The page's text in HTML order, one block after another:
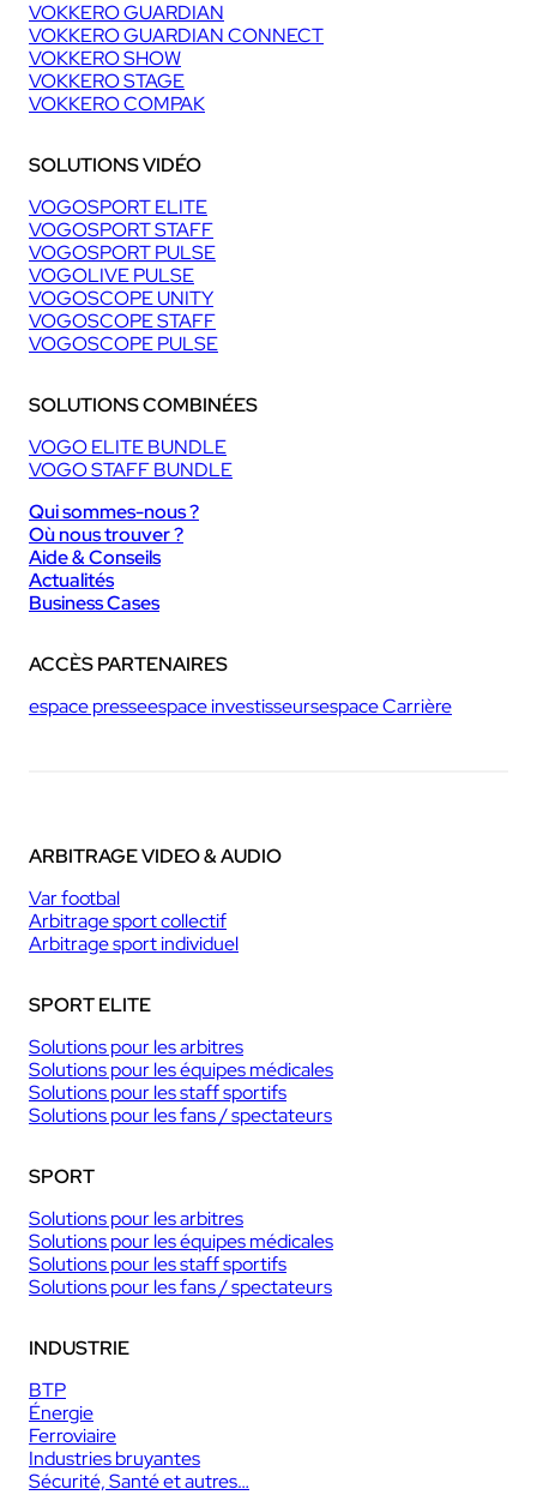
VOKKERO GUARDIAN
VOKKERO GUARDIAN CONNECT
VOKKERO SHOW
VOKKERO STAGE
VOKKERO COMPAK
SOLUTIONS VIDÉO
VOGOSPORT ELITE
VOGOSPORT STAFF
VOGOSPORT PULSE
VOGOLIVE PULSE
VOGOSCOPE UNITY
VOGOSCOPE STAFF
VOGOSCOPE PULSE
SOLUTIONS COMBINÉES
VOGO ELITE BUNDLE
VOGO STAFF BUNDLE
Qui sommes-nous ?
Où nous trouver ?
Aide & Conseils
Actualités
Business Cases
ACCÈS PARTENAIRES
espace presseespace investisseursespace Carrière
ARBITRAGE VIDEO & AUDIO
Var footbal
Arbitrage sport collectif
Arbitrage sport individuel
SPORT ELITE
Solutions pour les arbitres
Solutions pour les équipes médicales
Solutions pour les staff sportifs
Solutions pour les fans / spectateurs
SPORT
Solutions pour les arbitres
Solutions pour les équipes médicales
Solutions pour les staff sportifs
Solutions pour les fans / spectateurs
INDUSTRIE
BTP
Énergie
Ferroviaire
Industries bruyantes
Sécurité, Santé et autres…